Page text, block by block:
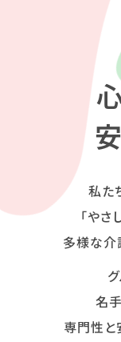
私た
「やさ
多様な介
名
専門性と